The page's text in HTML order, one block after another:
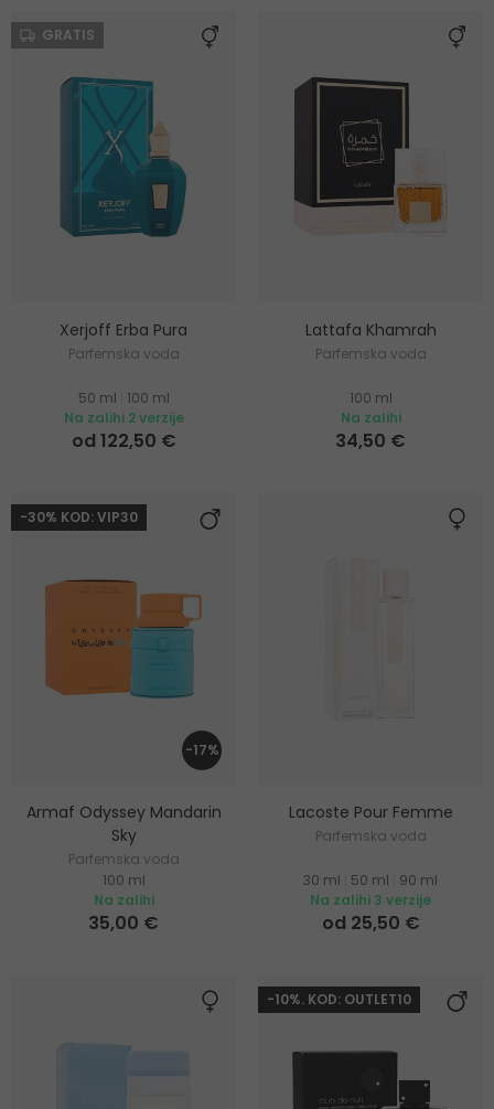
GRATIS
Xerjoff Erba Pura
Parfemska voda
50 ml
100 ml
Na zalihi 2 verzije
od 122,50 €
Lattafa Khamrah
Parfemska voda
100 ml
Na zalihi
34,50 €
-30% KOD: VIP30
-17%
Armaf Odyssey Mandarin
Sky
Parfemska voda
100 ml
Na zalihi
35,00 €
Lacoste Pour Femme
Parfemska voda
30 ml 50 ml
90 ml
Na zalihi 3 verzije
od 25,50 €
-10%. KOD: OUTLET10